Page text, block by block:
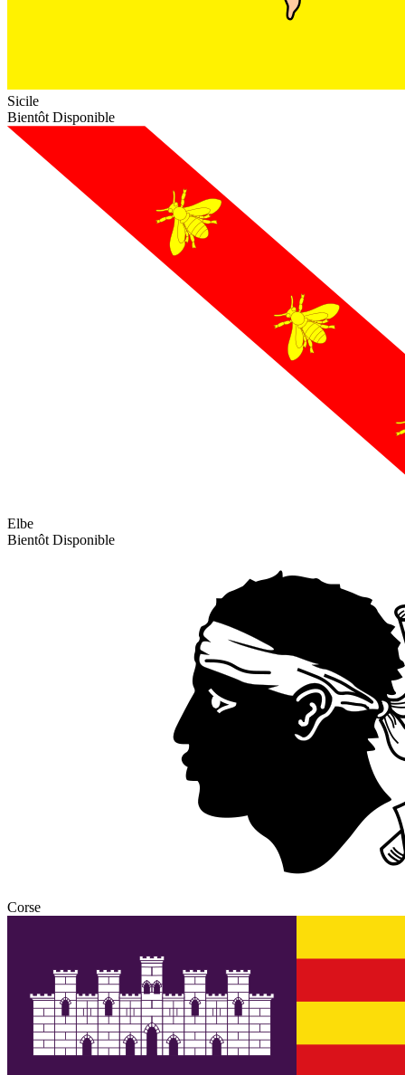
Sicile
Bientôt Disponible
Elbe
Bientôt Disponible
Corse